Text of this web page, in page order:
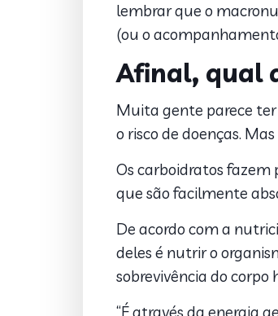
lembrar que o
(ou o
Afinal, qual
Muita gente parece ter
o risco de doenças.
Os carboidratos fazem
que são facilmente
De acordo com a
deles é nutrir o
sobrevivência do corpo
“É através da energia